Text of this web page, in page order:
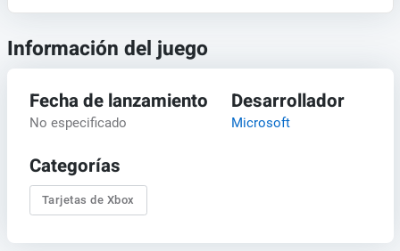
Información del juego
Fecha de lanzamiento
No especificado
Desarrollador
Microsoft
Categorías
Tarjetas de Xbox